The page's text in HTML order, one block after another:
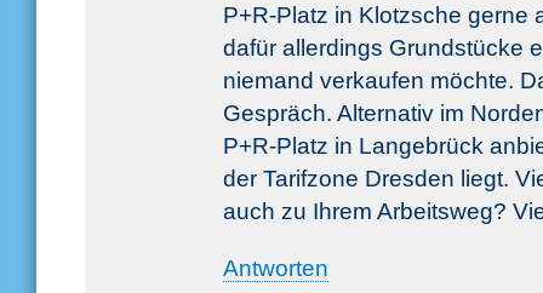
P+R-Platz in Klotzsche gerne
dafür allerdings Grundstücke
niemand verkaufen möchte.
Gespräch. Alternativ im
P+R-Platz in Langebrück
der Tarifzone Dresden liegt.
auch zu Ihrem Arbeitsweg?
Antworten